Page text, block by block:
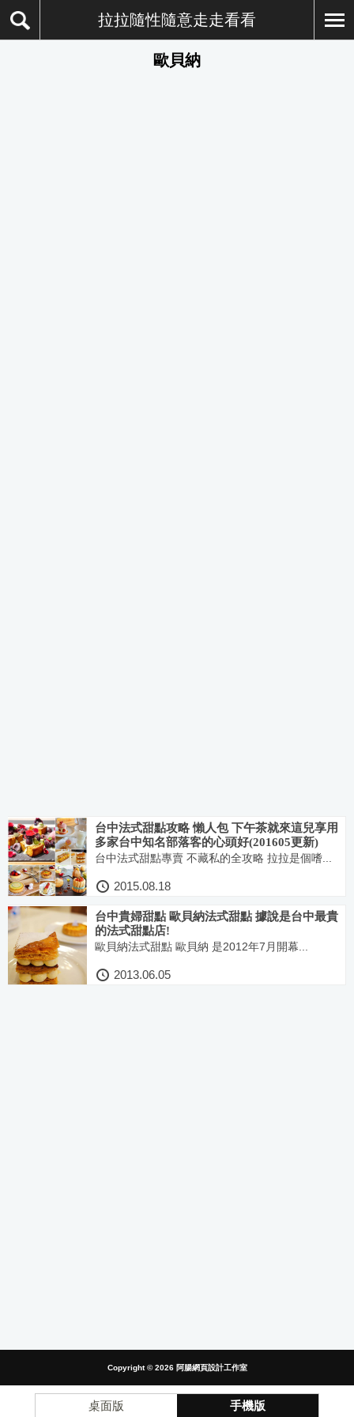
拉拉隨性隨意走走看看
歐貝納
台中法式甜點攻略 懶人包 下午茶就來這兒享用
多家台中知名部落客的心頭好(201605更新)
台中法式甜點專賣 不藏私的全攻略 拉拉是個嗜...
2015.08.18
台中貴婦甜點 歐貝納法式甜點 據說是台中最貴
的法式甜點店!
歐貝納法式甜點 歐貝納 是2012年7月開幕...
2013.06.05
Copyright © 2026 阿腸網頁設計工作室
桌面版 手機版